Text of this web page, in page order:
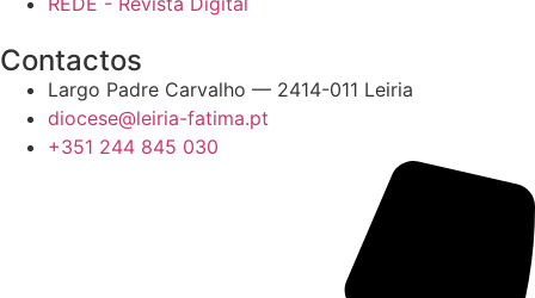
Contactos
Largo Padre Carvalho — 2414-011 Leiria
diocese@leiria-fatima.pt
+351 244 845 030